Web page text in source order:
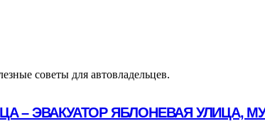
советы для автовладельцев.
– ЭВАКУАТОР ЯБЛОНЕВАЯ УЛИЦА,